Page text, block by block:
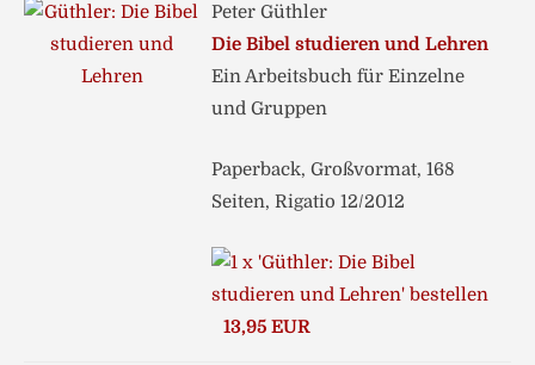
Peter Güthler
Die Bibel studieren und Lehren
Ein Arbeitsbuch für Einzelne
und Gruppen
Paperback, Großvormat, 168
Seiten, Rigatio 12/2012
13,95 EUR